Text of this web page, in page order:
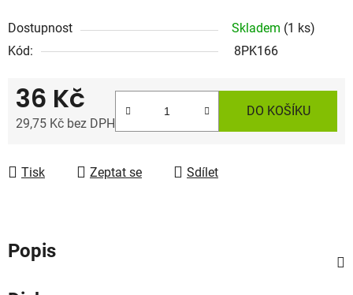
Dostupnost Skladem (1 ks)
Kód:
8PK166
36 Kč
29,75 Kč bez DPH
DO KOŠÍKU
Tisk Zeptat se Sdílet
Popis